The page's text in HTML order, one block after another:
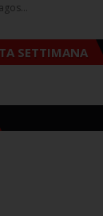
SETTIMANA